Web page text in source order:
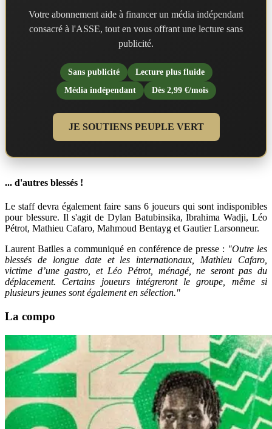
Votre abonnement aide à financer un média indépendant
consacré à l'ASSE, tout en vous offrant une lecture sans
publicité.
Sans publicité
Lecture plus fluide
Média indépendant
Dès 2,99 €/mois
JE SOUTIENS PEUPLE VERT
... d'autres blessés !
Le staff devra également faire sans 6 joueurs qui sont indisponibles
pour blessure. Il s'agit de Dylan Batubinsika, Ibrahima Wadji, Léo
Pétrot, Mathieu Cafaro, Mahmoud Bentayg et Gautier Larsonneur.
Laurent Batlles a communiqué en conférence de presse : "Outre les
blessés de longue date et les internationaux, Mathieu Cafaro,
victime d’une gastro, et Léo Pétrot, ménagé, ne seront pas du
déplacement. Certains joueurs intégreront le groupe, même si
plusieurs jeunes sont également en sélection."
La compo